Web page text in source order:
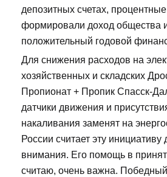
депозитных счетах,
формировали доход общества
положительный годовой
Для снижения расходов на
хозяйственных и складских
Пропионат + Пропик Спасск-
датчики движения и
накаливания заменят на
России считает эту инициативу
внимания. Его помощь в
считаю, очень важна. Победный